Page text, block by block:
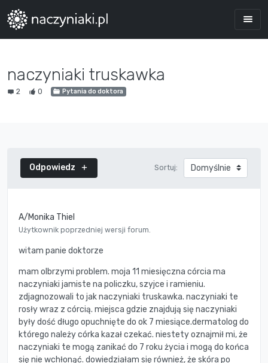
naczyniaki truskawka
2 0 Pytania do doktora
Odpowiedz Sortuj:
A/Monika Thiel
Użytkownik poprzedniej wersji forum.
witam panie doktorze
mam olbrzymi problem. moja 11 miesięczna córcia ma
naczyniaki jamiste na policzku, szyjce i ramieniu.
zdjagnozowali to jak naczyniaki truskawka. naczyniaki te
rosły wraz z córcią. miejsca gdzie znajdują się naczyniaki
były dość długo opuchnięte do ok 7 miesiące.dermatolog do
którego należy córka kazał czekać. niestety oznajmił mi, że
naczyniaki te mogą zanikać do 7 roku życia i mogą do końca
się nie wchłonąć. dowiedziałam się również, że skóra po